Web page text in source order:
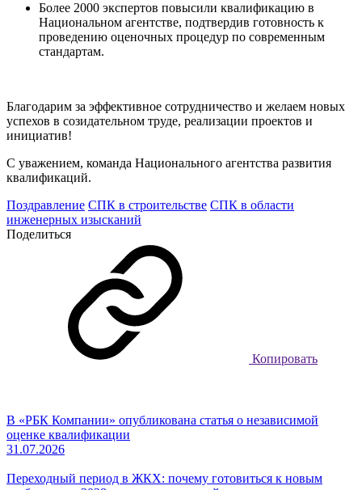
Более 2000 экспертов повысили квалификацию в
Национальном агентстве, подтвердив готовность к
проведению оценочных процедур по современным
стандартам.
Благодарим за эффективное сотрудничество и желаем новых
успехов в созидательном труде, реализации проектов и
инициатив!
С уважением, команда Национального агентства развития
квалификаций.
Поздравление СПК в строительстве СПК в области
инженерных изысканий
Поделиться
Копировать
В «РБК Компании» опубликована статья о независимой
оценке квалификации
31.07.2026
Переходный период в ЖКХ: почему готовиться к новым